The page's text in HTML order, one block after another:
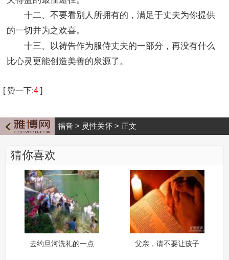
十二、不要看别人所拥有的，满足于丈夫为你提供
的一切并为之欢喜。
十三、以祷告作为服侍丈夫的一部分，再没有什么
比心灵更能创造美善的泉源了。
[赞一下:4 ]
福音 > 灵性关怀 > 正文
猜你喜欢
去约旦河洗礼的一点
父亲，请不要让孩子